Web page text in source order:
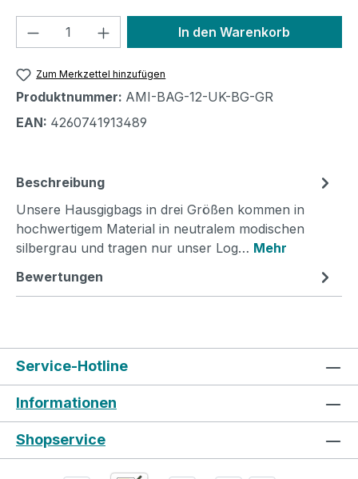
Produkt Anzahl: Gib denIn den Warenkorb
Zum Merkzettel hinzufügen
Produktnummer: AMI-BAG-12-UK-BG-GR
EAN: 4260741913489
Beschreibung
Unsere Hausgigbags in drei Größen kommen in
hochwertigem Material in neutralem modischen
silbergrau und tragen nur unser Log… Mehr
Bewertungen
Service-Hotline
Informationen
Shopservice